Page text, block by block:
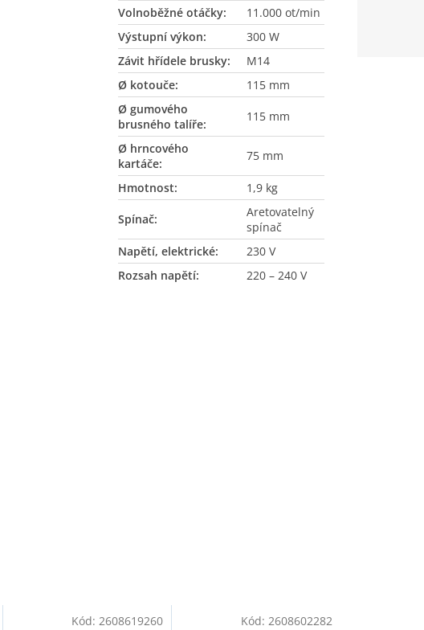
Kód:2608619260 Kód: 2608602282
Volnoběžné otáčky:
11.000 ot/min
Výstupní výkon:
300 W
Závit hřídele brusky:
M14
Ø kotouče:
115 mm
Ø gumového
brusného talíře:
115 mm
Ø hrncového
kartáče:
75 mm
Hmotnost: 1,9 kg
Spínač:
Aretovatelný
spínač
Napětí, elektrické:
230 V
Rozsah napětí: 220 – 240 V